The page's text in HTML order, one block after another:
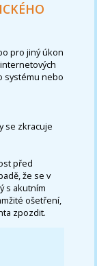
pro jiný úkon
systému nebo
se zkracuje
před
že se v
s akutním
ošetření,
zpozdit.